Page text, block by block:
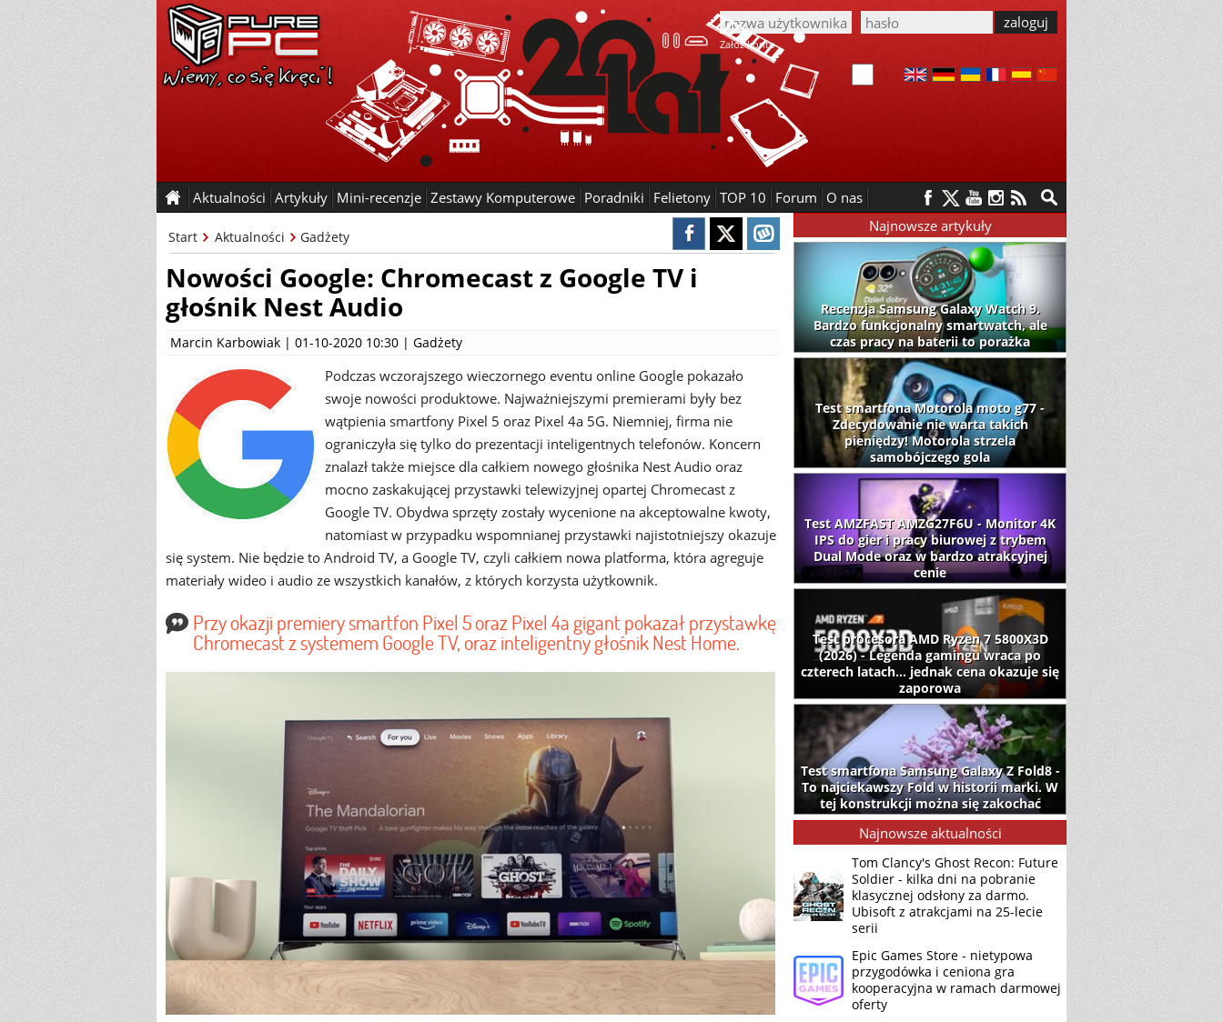
Załóż konto
Aktualności Artykuły Mini-recenzje Zestawy Komputerowe Poradniki Felietony TOP 10 Forum O nas
Start Aktualności Gadżety
Nowości Google: Chromecast z Google TV i
głośnik Nest Audio
Marcin Karbowiak | 01-10-2020 10:30 | Gadżety
Podczas wczorajszego wieczornego eventu online Google pokazało
swoje nowości produktowe. Najważniejszymi premierami były bez
wątpienia smartfony Pixel 5 oraz Pixel 4a 5G. Niemniej, firma nie
ograniczyła się tylko do prezentacji inteligentnych telefonów. Koncern
znalazł także miejsce dla całkiem nowego głośnika Nest Audio oraz
mocno zaskakującej przystawki telewizyjnej opartej Chromecast z
Google TV. Obydwa sprzęty zostały wycenione na akceptowalne kwoty,
natomiast w przypadku wspomnianej przystawki najistotniejszy okazuje
się system. Nie będzie to Android TV, a Google TV, czyli całkiem nowa platforma, która agreguje
materiały wideo i audio ze wszystkich kanałów, z których korzysta użytkownik.
Przy okazji premiery smartfon Pixel 5 oraz Pixel 4a gigant pokazał przystawkę
Chromecast z systemem Google TV, oraz inteligentny głośnik Nest Home.
Najnowsze artykuły
Recenzja Samsung Galaxy Watch 9.
Bardzo funkcjonalny smartwatch, ale
czas pracy na baterii to porażka
Test smartfona Motorola moto g77 -
Zdecydowanie nie warta takich
pieniędzy! Motorola strzela
samobójczego gola
Test AMZFAST AMZG27F6U - Monitor 4K
IPS do gier i pracy biurowej z trybem
Dual Mode oraz w bardzo atrakcyjnej
cenie
Test procesora AMD Ryzen 7 5800X3D
(2026) - Legenda gamingu wraca po
czterech latach... jednak cena okazuje się
zaporowa
Test smartfona Samsung Galaxy Z Fold8 -
To najciekawszy Fold w historii marki. W
tej konstrukcji można się zakochać
Najnowsze aktualności
Tom Clancy's Ghost Recon: Future
Soldier - kilka dni na pobranie
klasycznej odsłony za darmo.
Ubisoft z atrakcjami na 25-lecie
serii
Epic Games Store - nietypowa
przygodówka i ceniona gra
kooperacyjna w ramach darmowej
oferty